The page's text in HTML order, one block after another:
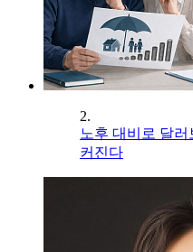
2.
노후 대비로 달
커진다